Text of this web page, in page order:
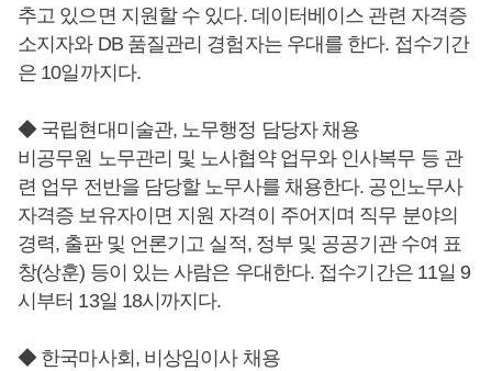
추고 있으면 지원할 수 있다. 데이터베이스 관련 자격증
소지자와 DB 품질관리 경험자는 우대를 한다. 접수기간
은 10일까지다.
◆ 국립현대미술관, 노무행정 담당자 채용
비공무원 노무관리 및 노사협약 업무와 인사복무 등 관
련 업무 전반을 담당할 노무사를 채용한다. 공인노무사
자격증 보유자이면 지원 자격이 주어지며 직무 분야의
경력, 출판 및 언론기고 실적, 정부 및 공공기관 수여 표
창(상훈) 등이 있는 사람은 우대한다. 접수기간은 11일 9
시부터 13일 18시까지다.
◆ 한국마사회, 비상임이사 채용